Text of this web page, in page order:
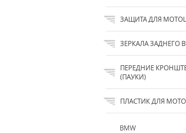
ЗАЩИТА ДЛЯ
ЗЕРКАЛА ЗАДНЕГО
ПЕРЕДНИЕ
(ПАУКИ)
ПЛАСТИК ДЛЯ
BMW